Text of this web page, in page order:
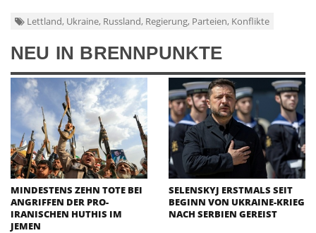
Lettland, Ukraine, Russland, Regierung, Parteien, Konflikte
NEU IN BRENNPUNKTE
MINDESTENS ZEHN TOTE BEI
ANGRIFFEN DER PRO-
IRANISCHEN HUTHIS IM
JEMEN
SELENSKYJ ERSTMALS SEIT
BEGINN VON UKRAINE-KRIEG
NACH SERBIEN GEREIST